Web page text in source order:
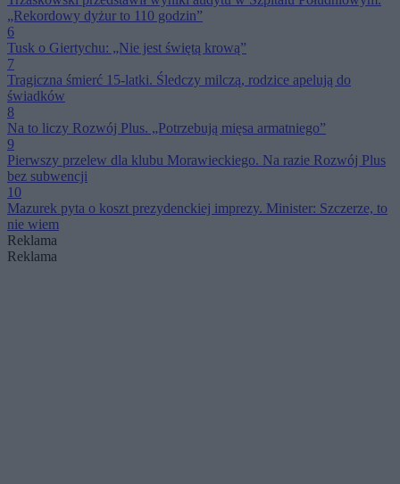
„Rekordowy dyżur to 110 godzin”
6
Tusk o Giertychu: „Nie jest świętą krową”
7
Tragiczna śmierć 15-latki. Śledczy milczą, rodzice apelują do
świadków
8
Na to liczy Rozwój Plus. „Potrzebują mięsa armatniego”
9
Pierwszy przelew dla klubu Morawieckiego. Na razie Rozwój Plus
bez subwencji
10
Mazurek pyta o koszt prezydenckiej imprezy. Minister: Szczerze, to
nie wiem
Reklama
Reklama